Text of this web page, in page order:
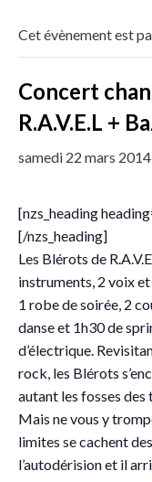
Cet évènement est
Concert
R.A.V.E.L +
samedi 22 mars
[nzs_heading
[/nzs_heading]
Les Blérots de
instruments, 2 voix
1 robe de soirée, 2
danse et 1h30 de
d’électrique.
rock, les Blérots
autant les fosses des
Mais ne vous y
limites se cachent
l’autodérision et il